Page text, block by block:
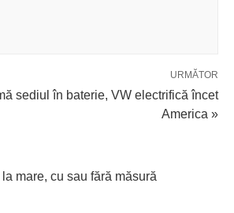
URMĂTOR
sediul în baterie, VW electrifică încet
America »
mare, cu sau fără măsură